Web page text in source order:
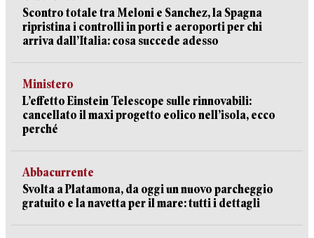
Scontro totale tra Meloni e Sanchez, la Spagna
ripristina i controlli in porti e aeroporti per chi
arriva dall’Italia: cosa succede adesso
Ministero
L’effetto Einstein Telescope sulle rinnovabili:
cancellato il maxi progetto eolico nell’isola, ecco
perché
Abbacurrente
Svolta a Platamona, da oggi un nuovo parcheggio
gratuito e la navetta per il mare: tutti i dettagli